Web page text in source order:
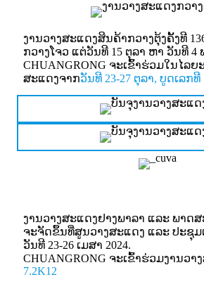
ງານວາງສະແດງສິນຄ້າກວາງຕຸ້ງຄັ້ງທີ
ກວາງໂຈວ ແຕ່ວັນທີ 15 ຕຸລາ ຫາ ວັນທີ 4
CHUANGRONG ຈະເຂົ້າຮ່ວມໃນໄລຍ
ສະແດງຈາກວັນທີ 23-27 ຕຸລາ, ບູດເລກທີ
ງານວາງສະແດງຢາງພາລາ ແລະ ພາດສ
ຈະຈັດຂຶ້ນທີ່ສູນວາງສະແດງ ແລະ ປະຊຸ
ວັນທີ 23-26 ເມສາ 2024.
CHUANGRONG ຈະເຂົ້າຮ່ວມງານວາ
7.2K12